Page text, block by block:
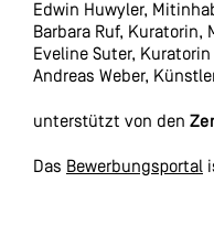
Edwin Huwyler,
Barbara Ruf,
Eveline Suter,
Andreas Weber,
unterstützt von den
Das Bewerbungsportal